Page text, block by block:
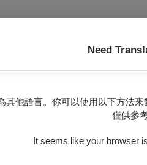
Need
其他語言。你可以使用以下方法
僅供參
It seems like your browser